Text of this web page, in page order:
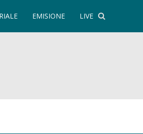
LIVE
EMISIONE